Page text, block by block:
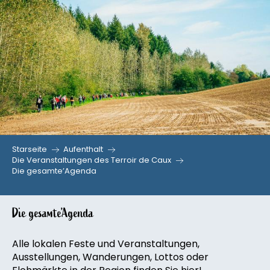
Aller
au
contenu
principal
Starseite
Aufenthalt
Die Veranstaltungen des Terroir de Caux
Die gesamte’Agenda
Die gesamte’Agenda
Alle lokalen Feste und Veranstaltungen,
Ausstellungen, Wanderungen, Lottos oder